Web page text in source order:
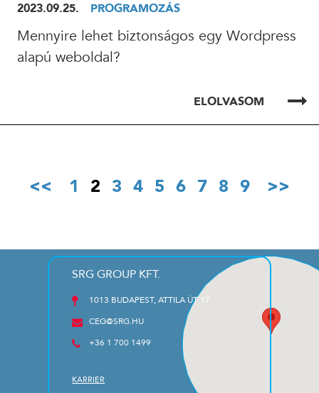
2023.09.25. PROGRAMOZÁS
Mennyire lehet biztonságos egy Wordpress
alapú weboldal?
ELOLVASOM
1 2 3 4 5 6 7 8 9
SRG GROUP KFT.
1013 BUDAPEST, ATTILA ÚT 17
CEG@SRG.HU
+36 1 700 1499
KARRIER